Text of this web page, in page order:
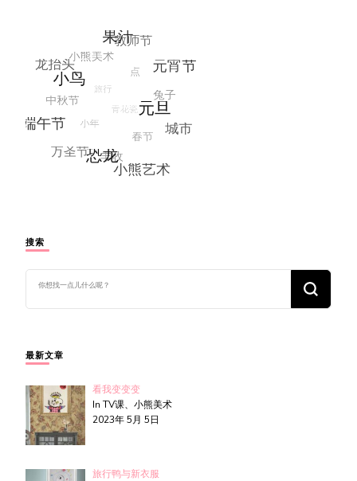
搜索
么
吗?
最新文章
看我变变变
In TV课、小熊美术
2023年 5月 5日
旅行鸭与新衣服